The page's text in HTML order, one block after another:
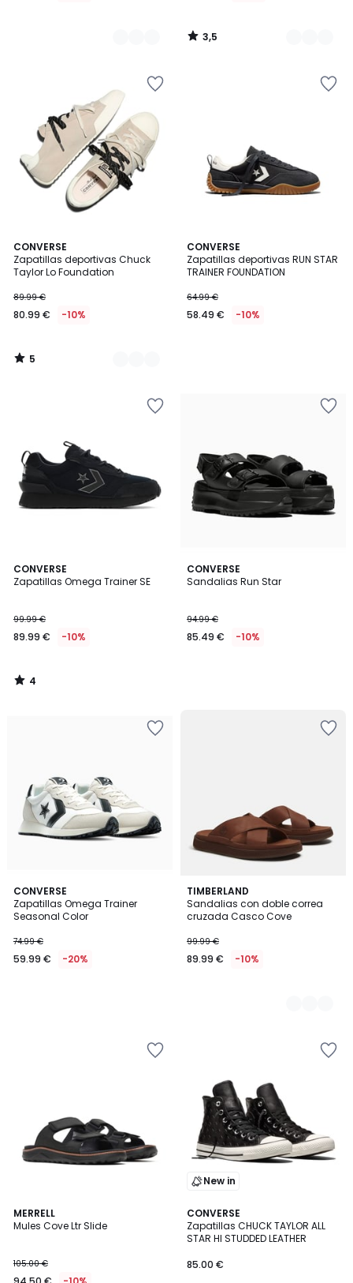
3,5
/
CONVERSE
Zapatillas deportivas Chuck
Taylor Lo Foundation
89.99 €
80.99 € -10%
5
/
5
2
Colores
5
/
CONVERSE
Zapatillas deportivas RUN STAR
TRAINER FOUNDATION
64.99 €
58.49 € -10%
CONVERSE
Zapatillas Omega Trainer SE
99.99 €
89.99 € -10%
4
/
4
/
CONVERSE
Sandalias Run Star
94.99 €
85.49 € -10%
CONVERSE
Zapatillas Omega Trainer
Seasonal Color
74.99 €
59.99 € -20%
TIMBERLAND
Sandalias con doble correa
cruzada Casco Cove
99.99 €
89.99 € -10%
2
Colores
MERRELL
Mules Cove Ltr Slide
105.00 €
4,5
/ 5
New in
CONVERSE
Zapatillas CHUCK TAYLOR ALL
STAR HI STUDDED LEATHER
85.00 €